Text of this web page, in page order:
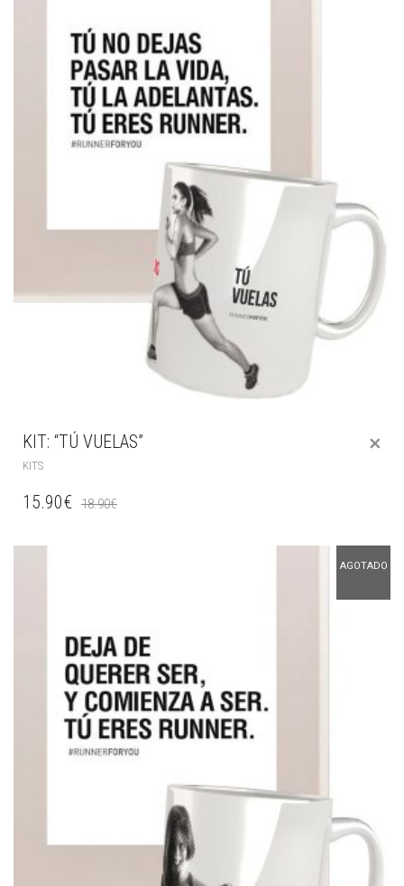
KIT: “TÚ VUELAS”
KITS
18.90€
15.90€
AGOTADO